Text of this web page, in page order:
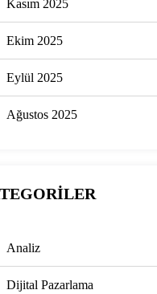
Kasım 2025
Ekim 2025
Eylül 2025
Ağustos 2025
Analiz
Dijital Pazarlama